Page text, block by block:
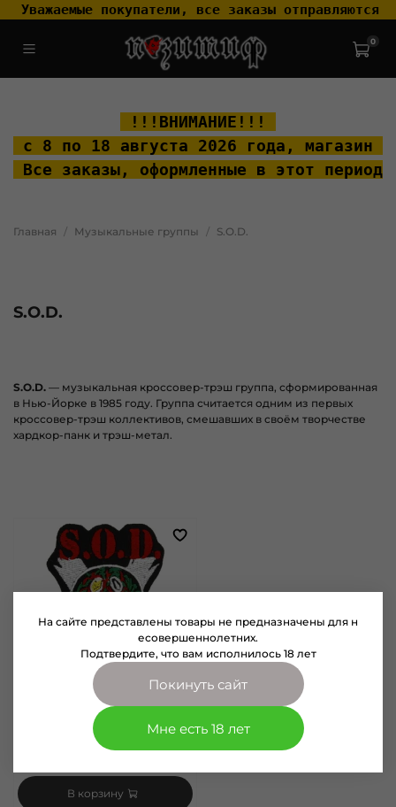
Уважаемые покупатели, все заказы отправляются
0
!!!ВНИМАНИЕ!!!
с 8 по 18 августа 2026 года, магазин
Все заказы, оформленные в этот
Главная Музыкальные группы S.O.D.
S.O.D.
S.O.D. — музыкальная кроссовер-трэш группа, сформированная
в Нью-Йорке в 1985 году. Группа считается одним из первых
кроссовер-трэш коллективов, смешавших в своём творчестве
хардкор-панк и трэш-метал.
Нашивка S.O.D. (6262)
В корзину
На сайте представлены товары не предназначены для н
есовершеннолетних.
Подтвердите, что вам исполнилось 18 лет
Покинуть сайт
Мне есть 18 лет